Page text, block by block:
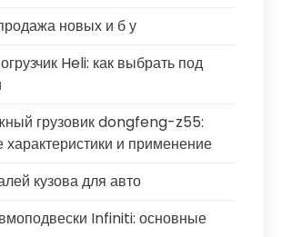
новых и б у
Heli: как выбрать под
грузовик dongfeng-z55:
характеристики и применение
кузова для авто
Infiniti: основные